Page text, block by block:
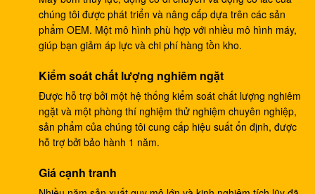
PC60 7 PC75
HPV55 Các bộ phận máy đào PC120-3 PC120-5
bơm bánh răng bơm phi công 708-23-04014 cho
komatsu
Van điều khiển máy xúc ZX330-3 ZX330-5G ZX450
4625137 YA00000734
1001-5500
chúng tôi được phát triển và nâng cấp dựa trên các sản
phẩm OEM. Một mô hình phù hợp với nhiều mô hình máy,
giúp bạn giảm áp lực và chi phí hàng tồn kho.
Kiểm soát chất lượng nghiêm ngặt
Được hỗ trợ bởi một hệ thống kiểm soát chất lượng nghiêm
ngặt và một phòng thí nghiệm thử nghiệm chuyên nghiệp,
sản phẩm của chúng tôi cung cấp hiệu suất ổn định, được
hỗ trợ bởi bảo hành 1 năm.
Giá cạnh tranh